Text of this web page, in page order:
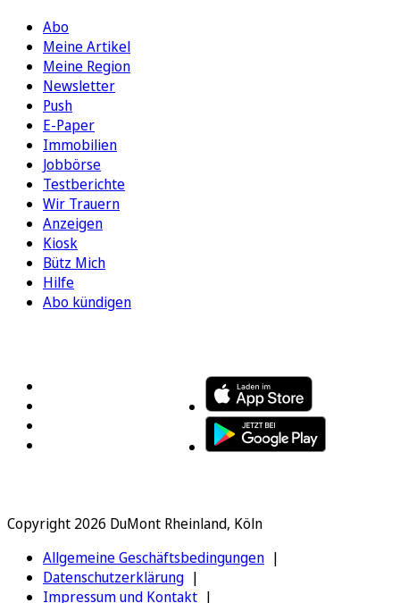
Abo
Meine Artikel
Meine Region
Newsletter
Push
E-Paper
Immobilien
Jobbörse
Testberichte
Wir Trauern
Anzeigen
Kiosk
Bütz Mich
Hilfe
Abo kündigen
Copyright 2026 DuMont Rheinland, Köln
Allgemeine Geschäftsbedingungen
Datenschutzerklärung
Impressum und Kontakt